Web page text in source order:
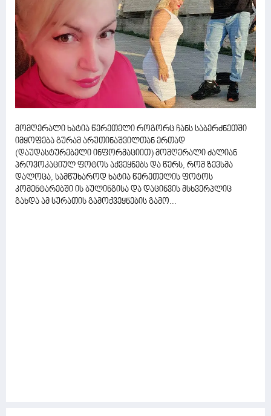
მომღერალი ხატია წერეთელი როგორც ჩანს საბერძნეთში
იმყოფება გურამ არუთინაშვილთან ერთად
(დაუდასტურებელი ინფორმაციით) მომღერალი ძალიან
პროვოკაციულ ფოტოს აქვეყნებს და წერს, რომ ზევსმა
დალოცა, სამწუხაროდ ხატია წერეთელის ფოტოს
კომენტარებში ის ბულინგისა და დაცინვის მსხვერპლიც
გახდა ამ სურათის გამოქვეყნების გამო...